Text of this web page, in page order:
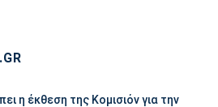
η έκθεση της Κομισιόν για την